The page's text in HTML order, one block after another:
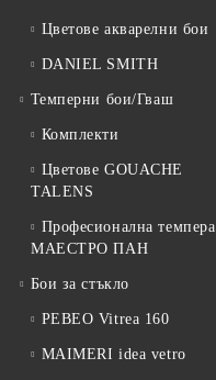
Цветове акварелни бои
DANIEL SMITH
Темперни бои/Гваш
Комплекти
Цветове GOUACHE
TALENS
Професионална темпера
МАЕСТРО ПАН
Бои за стъкло
PEBEO Vitrea 160
MAIMERI idea vetro